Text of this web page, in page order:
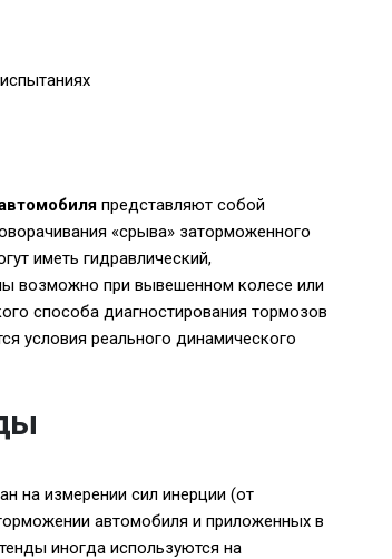
представляют собой
«срыва» заторможенного
иметь гидравлический,
возможно при вывешенном колесе или
способа диагностирования тормозов
условия реального динамического
на измерении сил инерции (от
автомобиля и приложенных в
иногда используются на